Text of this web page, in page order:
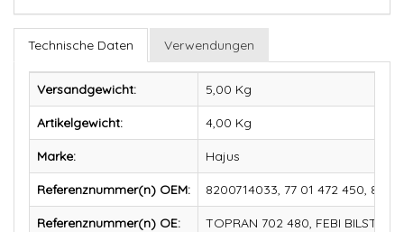
Technische Daten Verwendungen
Versandgewicht: 5,00 Kg
Artikelgewicht: 4,00 Kg
Marke: Hajus
Referenznummer(n) OEM: 8200714033, 77 01 472 450, 82
Referenznummer(n) OE: TOPRAN 702 480, FEBI BILSTEIN